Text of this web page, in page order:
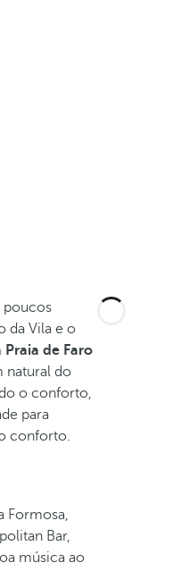
poucos
da Vila e o
de Faro
natural do
o conforto,
para
conforto.
Formosa,
Bar,
música ao